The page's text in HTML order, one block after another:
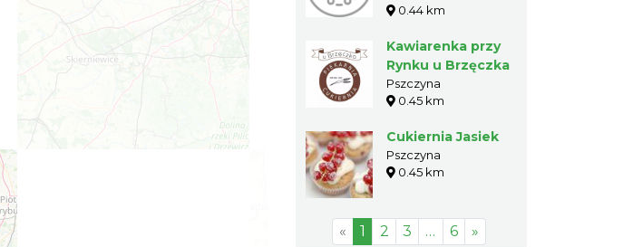
0.44 km
Kawiarenka przy
Rynku u Brzęczka
Pszczyna
0.45 km
Cukiernia Jasiek
Pszczyna
0.45 km
« 1 2 3 … 6 »